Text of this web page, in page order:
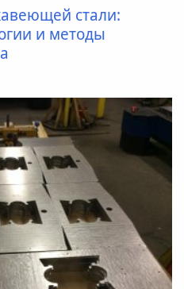
стали:
и методы